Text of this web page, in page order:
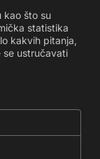
kao što su
statistika
kakvih pitanja,
se ustručavati